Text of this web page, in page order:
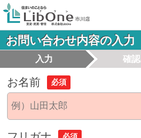
お問い合わせ内容の入力
入力 確認
お名前 必須